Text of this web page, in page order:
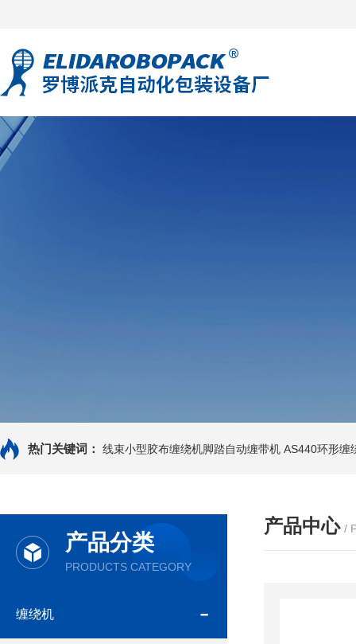
热门关键词： 线束小型胶布缠绕机脚踏自动缠带机 AS440环形缠
产品分类
PRODUCTS CATEGORY
缠绕机
产品中心 /